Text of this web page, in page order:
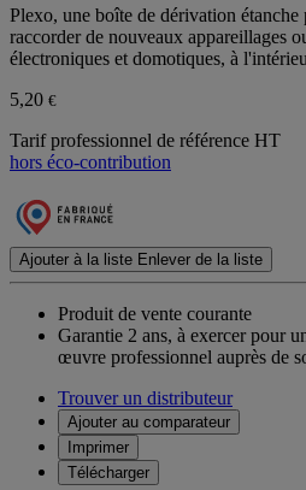
Plexo, une boîte de dérivation étanche
raccorder de nouveaux appareillages
électroniques et domotiques, à
5,20 €
Tarif professionnel de référence HT
hors éco-contribution
Ajouter à la liste Enlever de la liste
Produit de vente courante
Garantie 2 ans, à exercer pour
œuvre professionnel auprès de
Trouver un distributeur
Ajouter au comparateur
Imprimer
Télécharger